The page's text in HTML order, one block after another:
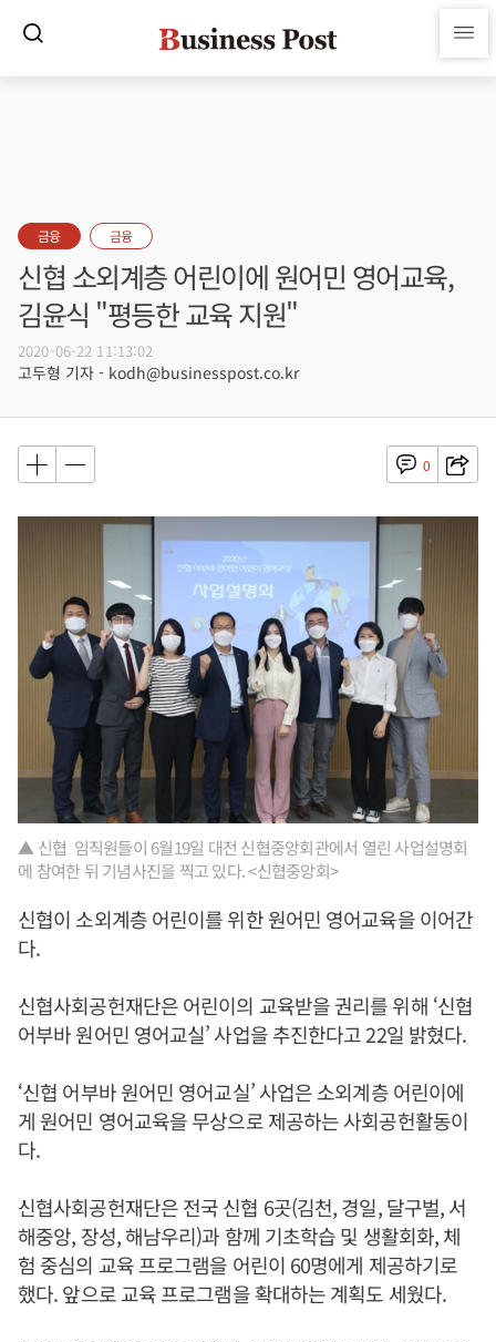
금융 금융
신협 소외계층 어린이에 원어민 영어교육,
김윤식 "평등한 교육 지원"
2020-06-22 11:13:02
고두형 기자 - kodh@businesspost.co.kr
0
▲ 신협 임직원들이 6월19일 대전 신협중앙회관에서 열린 사업설명회
에 참여한 뒤 기념사진을 찍고 있다. <신협중앙회>
신협이 소외계층 어린이를 위한 원어민 영어교육을 이어간
다.
신협사회공헌재단은 어린이의 교육받을 권리를 위해 ‘신협
어부바 원어민 영어교실’ 사업을 추진한다고 22일 밝혔다.
‘신협 어부바 원어민 영어교실’ 사업은 소외계층 어린이에
게 원어민 영어교육을 무상으로 제공하는 사회공헌활동이
다.
신협사회공헌재단은 전국 신협 6곳(김천, 경일, 달구벌, 서
해중앙, 장성, 해남우리)과 함께 기초학습 및 생활회화, 체
험 중심의 교육 프로그램을 어린이 60명에게 제공하기로
했다. 앞으로 교육 프로그램을 확대하는 계획도 세웠다.